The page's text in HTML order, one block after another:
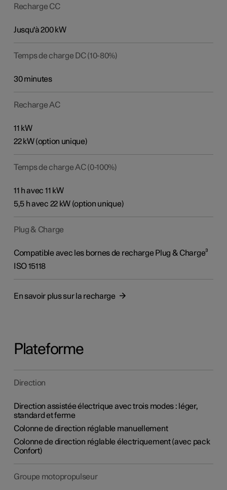
Recharge CC
Jusqu'à 200 kW
Temps de charge DC (10-80%)
30 minutes
Recharge AC
11 kW
22 kW (option unique)
Temps de charge AC (0-100%)
11 h avec 11 kW
5,5 h avec 22 kW (option unique)
Plug & Charge
Compatible avec les bornes de recharge Plug & Charge³
ISO 15118
En savoir plus sur la recharge
Plateforme
Direction
Direction assistée électrique avec trois modes : léger,
standard et ferme
Colonne de direction réglable manuellement
Colonne de direction réglable électriquement (avec pack
Confort)
Groupe motopropulseur